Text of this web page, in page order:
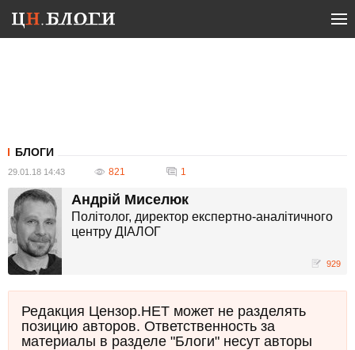
БЛОГИ
29.01.18 14:43 821 1
Андрій Миселюк
Політолог, директор експертно-аналітичного
центру ДІАЛОГ
929
Редакция Цензор.НЕТ может не разделять
позицию авторов. Ответственность за
материалы в разделе "Блоги" несут авторы